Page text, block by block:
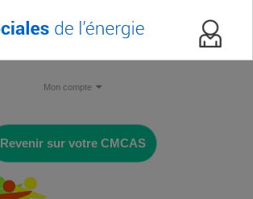
Mon compte
Revenir sur votre CMCAS